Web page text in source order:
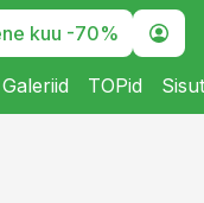
kuu -70%
Galeriid TOPid